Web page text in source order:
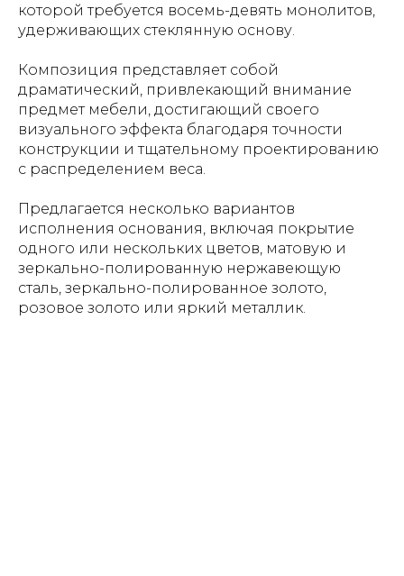
которой требуется восемь-девять монолитов,
удерживающих стеклянную основу.
Композиция представляет собой
драматический, привлекающий внимание
предмет мебели, достигающий своего
визуального эффекта благодаря точности
конструкции и тщательному проектированию
с распределением веса.
Предлагается несколько вариантов
исполнения основания, включая покрытие
одного или нескольких цветов, матовую и
зеркально-полированную нержавеющую
сталь, зеркально-полированное золото,
розовое золото или яркий металлик.